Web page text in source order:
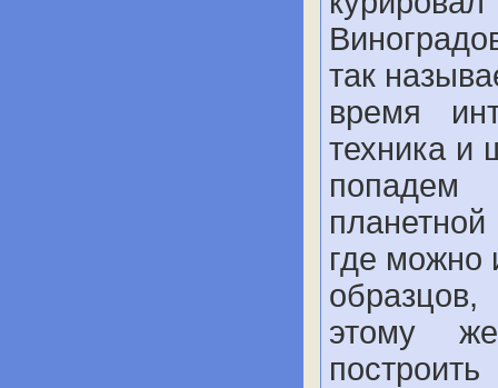
так
время
техника и
попадем
где можно
этому